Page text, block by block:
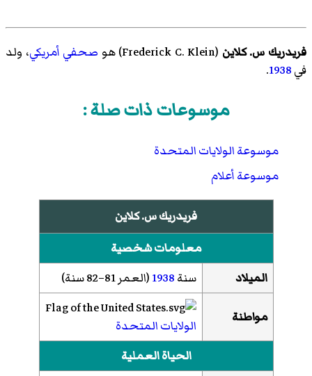
فريدريك س. كلاين (
Frederick C. Klein)‏ هو صحفي أمريكي، ولد
في1938
.
موسوعات ذات صلة :
موسوعة الولايات المتحدة
موسوعة أعلام
فريدريك س. كلاين
معلومات شخصية
الميلاد
سنة1938(العمر 81–82 سنة)
مواطنة
الولايات المتحدة
الحياة العملية